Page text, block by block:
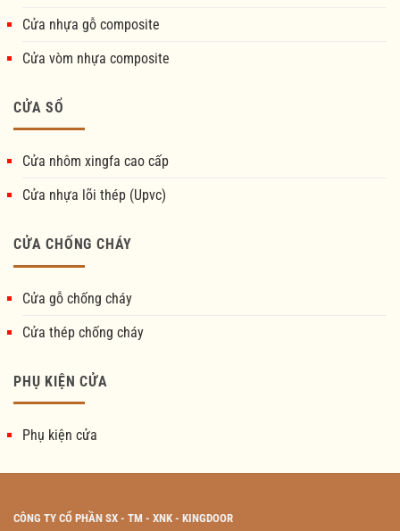
Cửa nhựa gỗ composite
Cửa vòm nhựa composite
CỬA SỔ
Cửa nhôm xingfa cao cấp
Cửa nhựa lõi thép (Upvc)
CỬA CHỐNG CHÁY
Cửa gỗ chống cháy
Cửa thép chống cháy
PHỤ KIỆN CỬA
Phụ kiện cửa
CÔNG TY CỔ PHẦN SX - TM - XNK - KINGDOOR